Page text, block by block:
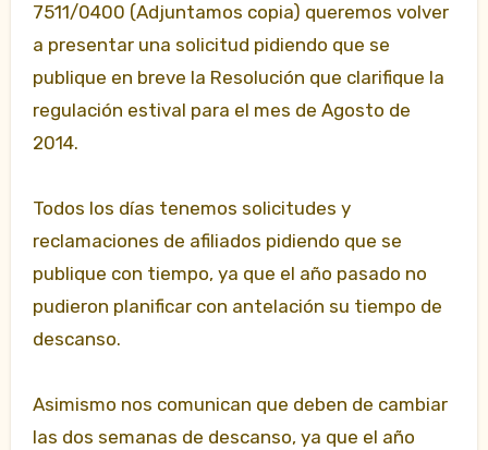
7511/0400 (Adjuntamos copia) queremos volver
a presentar una solicitud pidiendo que se
publique en breve la Resolución que clarifique la
regulación estival para el mes de Agosto de
2014.
Todos los días tenemos solicitudes y
reclamaciones de afiliados pidiendo que se
publique con tiempo, ya que el año pasado no
pudieron planificar con antelación su tiempo de
descanso.
Asimismo nos comunican que deben de cambiar
las dos semanas de descanso, ya que el año